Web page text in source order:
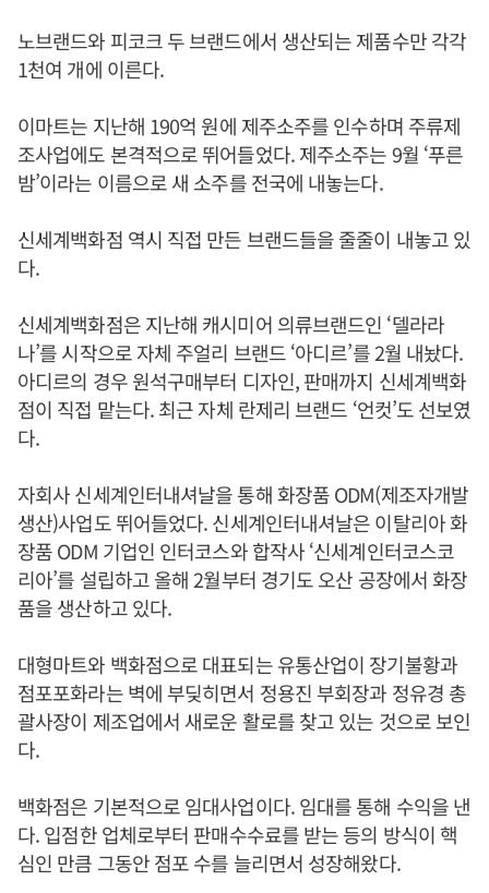
노브랜드와 피코크 두 브랜드에서 생산되는 제품수만 각각
1천여 개에 이른다.
이마트는 지난해 190억 원에 제주소주를 인수하며 주류제
조사업에도 본격적으로 뛰어들었다. 제주소주는 9월 ‘푸른
밤’이라는 이름으로 새 소주를 전국에 내놓는다.
신세계백화점 역시 직접 만든 브랜드들을 줄줄이 내놓고 있
다.
신세계백화점은 지난해 캐시미어 의류브랜드인 ‘델라라
나’를 시작으로 자체 주얼리 브랜드 ‘아디르’를 2월 내놨다.
아디르의 경우 원석구매부터 디자인, 판매까지 신세계백화
점이 직접 맡는다. 최근 자체 란제리 브랜드 ‘언컷’도 선보였
다.
자회사 신세계인터내셔날을 통해 화장품 ODM(제조자개발
생산)사업도 뛰어들었다. 신세계인터내셔날은 이탈리아 화
장품 ODM 기업인 인터코스와 합작사 ‘신세계인터코스코
리아’를 설립하고 올해 2월부터 경기도 오산 공장에서 화장
품을 생산하고 있다.
대형마트와 백화점으로 대표되는 유통산업이 장기불황과
점포포화라는 벽에 부딪히면서 정용진 부회장과 정유경 총
괄사장이 제조업에서 새로운 활로를 찾고 있는 것으로 보인
다.
백화점은 기본적으로 임대사업이다. 임대를 통해 수익을 낸
다. 입점한 업체로부터 판매수수료를 받는 등의 방식이 핵
심인 만큼 그동안 점포 수를 늘리면서 성장해왔다.